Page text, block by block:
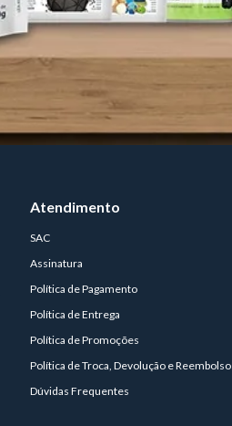
Atendimento
SAC
Assinatura
Política de Pagamento
Política de Entrega
Política de Promoções
Política de Troca, Devolução e Reembolso
Dúvidas Frequentes